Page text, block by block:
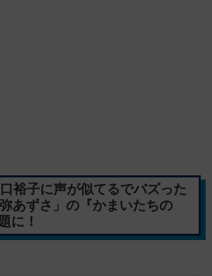
裕子に声が似てるでバズった
あずさ」の『かまいたちの
に！